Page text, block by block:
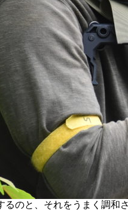
るのと、それをうまく調和